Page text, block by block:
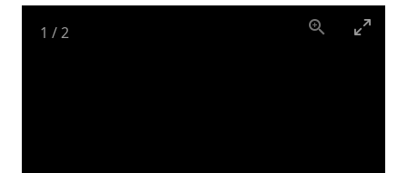
1 /2